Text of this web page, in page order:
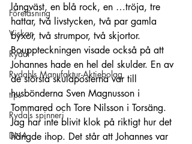
Föreläsning
Viskan
Rydal
Rydahls Manufaktur-Aktiebolag
tips
Rydals spinneri
DNA
långväst, en blå rock, en …tröja, tre
hattar, två livstycken, två par gamla
byxor, två strumpor, två skjortor.
Bouppteckningen visade också på att
Johannes hade en hel del skulder. En av
de största skuldposterna var till
husbönderna Sven Magnusson i
Tommared och Tore Nilsson i Torsäng.
Jag har inte blivit klok på riktigt hur det
hängde ihop. Det står att Johannes var